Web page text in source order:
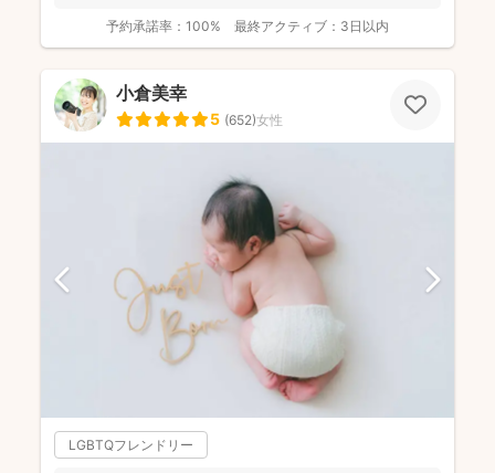
予約承諾率： 100% 最終アクティブ： 3日以内
小倉美幸
5 (652)女性
LGBTQフレンドリー